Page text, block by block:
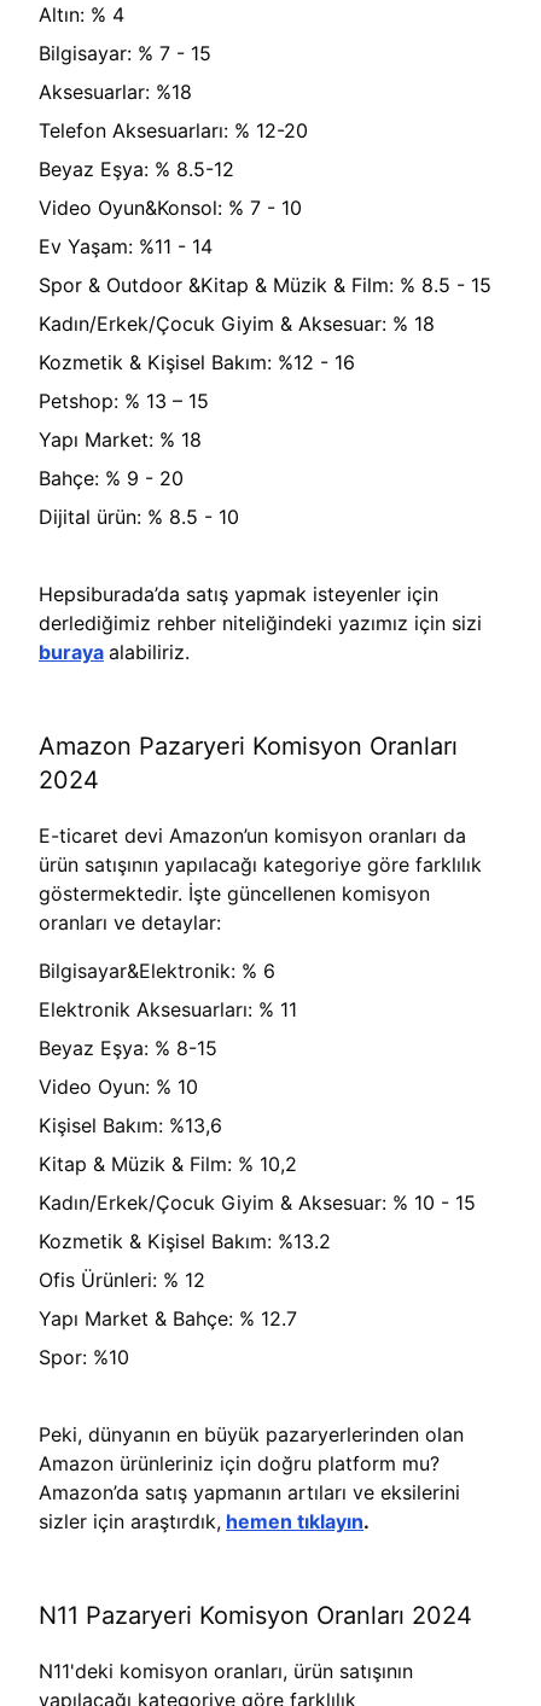
Altın: % 4
Bilgisayar: % 7 - 15
Aksesuarlar: %18
Telefon Aksesuarları: % 12-20
Beyaz Eşya: % 8.5-12
Video Oyun&Konsol: % 7 - 10
Ev Yaşam: %11 - 14
Spor & Outdoor &Kitap & Müzik & Film: % 8.5 - 15
Kadın/Erkek/Çocuk Giyim & Aksesuar: % 18
Kozmetik & Kişisel Bakım: %12 - 16
Petshop: % 13 – 15
Yapı Market: % 18
Bahçe: % 9 - 20
Dijital ürün: % 8.5 - 10
Hepsiburada’da satış yapmak isteyenler için
derlediğimiz rehber niteliğindeki yazımız için sizi
buraya alabiliriz.
Amazon Pazaryeri Komisyon Oranları
2024
E-ticaret devi Amazon’un komisyon oranları da
ürün satışının yapılacağı kategoriye göre farklılık
göstermektedir. İşte güncellenen komisyon
oranları ve detaylar:
Bilgisayar&Elektronik: % 6
Elektronik Aksesuarları: % 11
Beyaz Eşya: % 8-15
Video Oyun: % 10
Kişisel Bakım: %13,6
Kitap & Müzik & Film: % 10,2
Kadın/Erkek/Çocuk Giyim & Aksesuar: % 10 - 15
Kozmetik & Kişisel Bakım: %13.2
Ofis Ürünleri: % 12
Yapı Market & Bahçe: % 12.7
Spor: %10
Peki, dünyanın en büyük pazaryerlerinden olan
Amazon ürünleriniz için doğru platform mu?
Amazon’da satış yapmanın artıları ve eksilerini
sizler için araştırdık, hemen tıklayın.
N11 Pazaryeri Komisyon Oranları 2024
N11'deki komisyon oranları, ürün satışının
yapılacağı kategoriye göre farklılık